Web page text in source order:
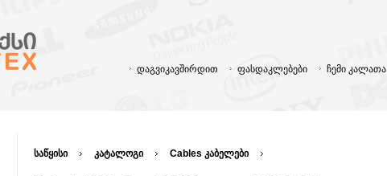
ჩემი კალათა
ფასდაკლებები
დაგვიკავშირდით
საწყისი კატალოგი Cables კაბელები